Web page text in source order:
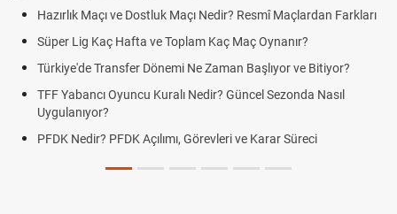
Hazırlık Maçı ve Dostluk Maçı Nedir? Resmî Maçlardan Farkları
Süper Lig Kaç Hafta ve Toplam Kaç Maç Oynanır?
Türkiye'de Transfer Dönemi Ne Zaman Başlıyor ve Bitiyor?
TFF Yabancı Oyuncu Kuralı Nedir? Güncel Sezonda Nasıl
Uygulanıyor?
PFDK Nedir? PFDK Açılımı, Görevleri ve Karar Süreci